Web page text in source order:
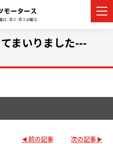
展示車・試乗車
店舗情報
まいりました---
前の記事 次の記事